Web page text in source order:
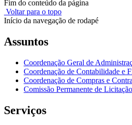
Fim do conteúdo da página
Voltar para o topo
Início da navegação de rodapé
Assuntos
Coordenação Geral de
Coordenação de Contabilidade e
Coordenação de Compras e
Comissão Permanente de
Serviços